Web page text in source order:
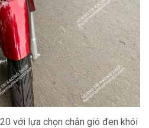
với lựa chọn chắn gió đen khói